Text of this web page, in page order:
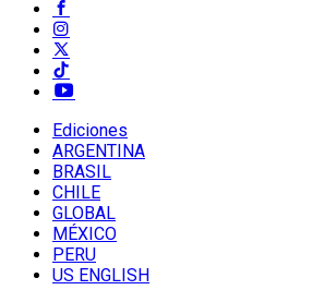
Ediciones
ARGENTINA
BRASIL
CHILE
GLOBAL
MÉXICO
PERU
US ENGLISH